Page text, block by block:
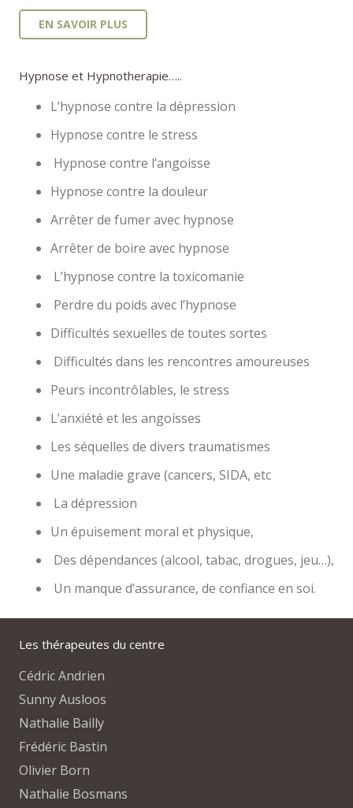
EN SAVOIR PLUS
Hypnose et Hypnotherapie…..
L’hypnose contre la dépression
Hypnose contre le stress
Hypnose contre l’angoisse
Hypnose contre la douleur
Arrêter de fumer avec hypnose
Arrêter de boire avec hypnose
L’hypnose contre la toxicomanie
Perdre du poids avec l’hypnose
Difficultés sexuelles de toutes sortes
Difficultés dans les rencontres amoureuses
Peurs incontrôlables, le stress
L’anxiété et les angoisses
Les séquelles de divers traumatismes
Une maladie grave (cancers, SIDA, etc
La dépression
Un épuisement moral et physique,
Des dépendances (alcool, tabac, drogues, jeu…),
Un manque d’assurance, de confiance en soi.
Les thérapeutes du centre
Cédric Andrien
Sunny Ausloos
Nathalie Bailly
Frédéric Bastin
Olivier Born
Nathalie Bosmans